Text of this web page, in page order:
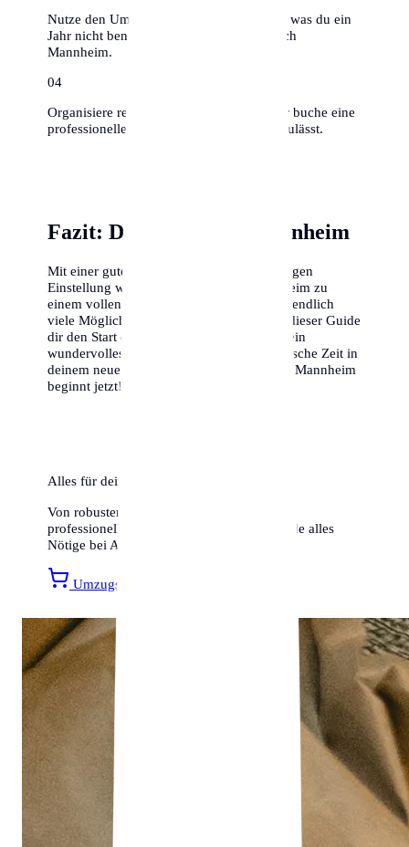
Nutze den Umzug zum Ausmisten – alles, was du ein
Jahr nicht benutzt hast, muss nicht mit nach
Mannheim.
04
Organisiere rechtzeitig Umzugshelfer oder buche eine
professionelle Firma, falls das Budget es zulässt.
Fazit: Dein Erfolg in Mannheim
Mit einer guten Vorbereitung und der richtigen
Einstellung wird dein Umzug nach Mannheim zu
einem vollen Erfolg. Die Stadt bietet dir unendlich
viele Möglichkeiten, und wir hoffen, dass dieser Guide
dir den Start erleichtert. Wir wünschen dir ein
wundervolles Ankommen und eine fantastische Zeit in
deinem neuen Zuhause. Dein Abenteuer in Mannheim
beginnt jetzt!
Alles für deinen Umzug
Von robusten Umzugskartons bis hin zu
professionellen Transportsicherungen – finde alles
Nötige bei Amazon.
Umzugsmaterial entdecken »